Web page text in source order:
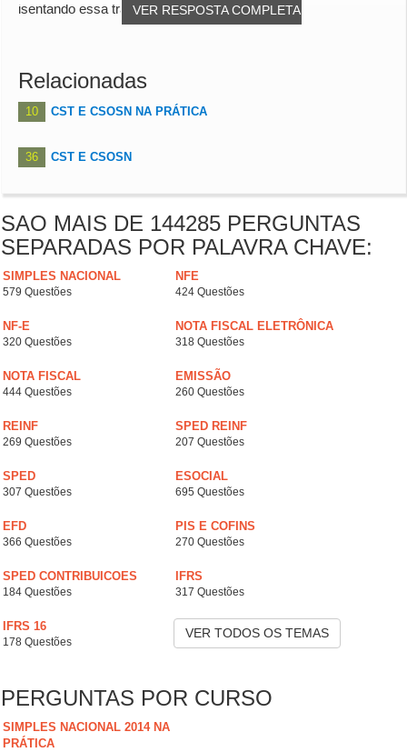
VER RESPOSTA COMPLETA
isentando essa transferência o correto é o C...
Relacionadas
10 CST E CSOSN NA PRÁTICA
36 CST E CSOSN
SAO MAIS DE 144285 PERGUNTAS
SEPARADAS POR PALAVRA CHAVE:
SIMPLES NACIONAL
579 Questões
NFE
424 Questões
NF-E
320 Questões
NOTA FISCAL ELETRÔNICA
318 Questões
NOTA FISCAL
444 Questões
EMISSÃO
260 Questões
REINF
269 Questões
SPED REINF
207 Questões
SPED
307 Questões
ESOCIAL
695 Questões
EFD
366 Questões
PIS E COFINS
270 Questões
SPED CONTRIBUICOES
184 Questões
IFRS
317 Questões
IFRS 16
178 Questões
VER TODOS OS TEMAS
PERGUNTAS POR CURSO
SIMPLES NACIONAL 2014 NA
PRÁTICA